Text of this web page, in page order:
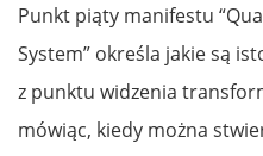
Punkt piąty manifestu
System” określa jakie są
z punktu widzenia
mówiąc, kiedy można